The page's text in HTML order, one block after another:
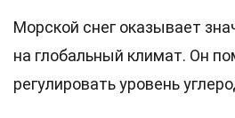
Морской снег оказывает
на глобальный климат. Он
регулировать уровень